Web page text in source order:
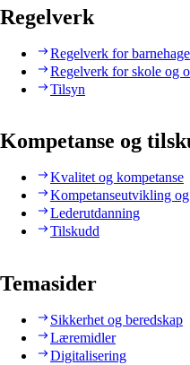
Regelverk
Regelverk for barnehage
Regelverk for skole og
Tilsyn
Kompetanse og
Kvalitet og kompetanse
Kompetanseutvikling
Lederutdanning
Tilskudd
Temasider
Sikkerhet og beredskap
Læremidler
Digitalisering